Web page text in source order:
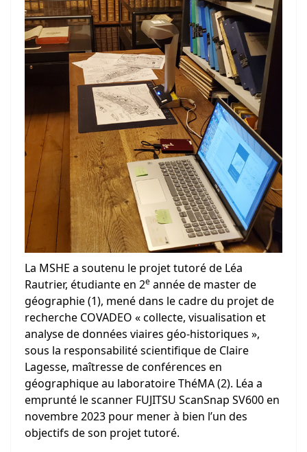
La MSHE a soutenu le projet tutoré de Léa
Rautrier, étudiante en 2e année de master de
géographie (1), mené dans le cadre du projet de
recherche COVADEO « collecte, visualisation et
analyse de données viaires géo-historiques »,
sous la responsabilité scientifique de Claire
Lagesse, maîtresse de conférences en
géographique au laboratoire ThéMA (2). Léa a
emprunté le scanner FUJITSU ScanSnap SV600 en
novembre 2023 pour mener à bien l’un des
objectifs de son projet tutoré.